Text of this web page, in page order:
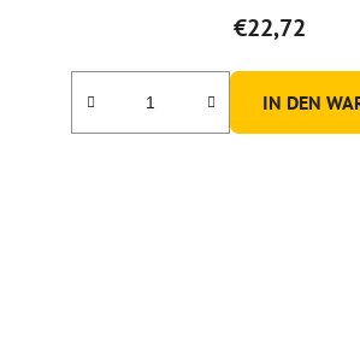
ist
5,0
von
€22,72
IN DEN